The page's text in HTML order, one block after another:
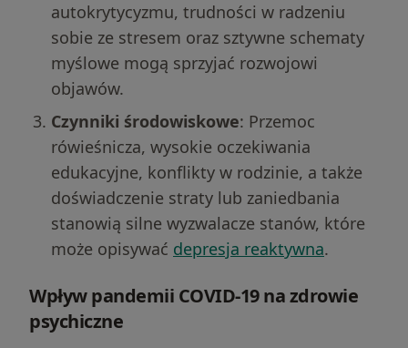
autokrytycyzmu, trudności w radzeniu
sobie ze stresem oraz sztywne schematy
myślowe mogą sprzyjać rozwojowi
objawów.
Czynniki środowiskowe: Przemoc
rówieśnicza, wysokie oczekiwania
edukacyjne, konflikty w rodzinie, a także
doświadczenie straty lub zaniedbania
stanowią silne wyzwalacze stanów, które
może opisywać depresja reaktywna.
Wpływ pandemii COVID-19 na zdrowie
psychiczne